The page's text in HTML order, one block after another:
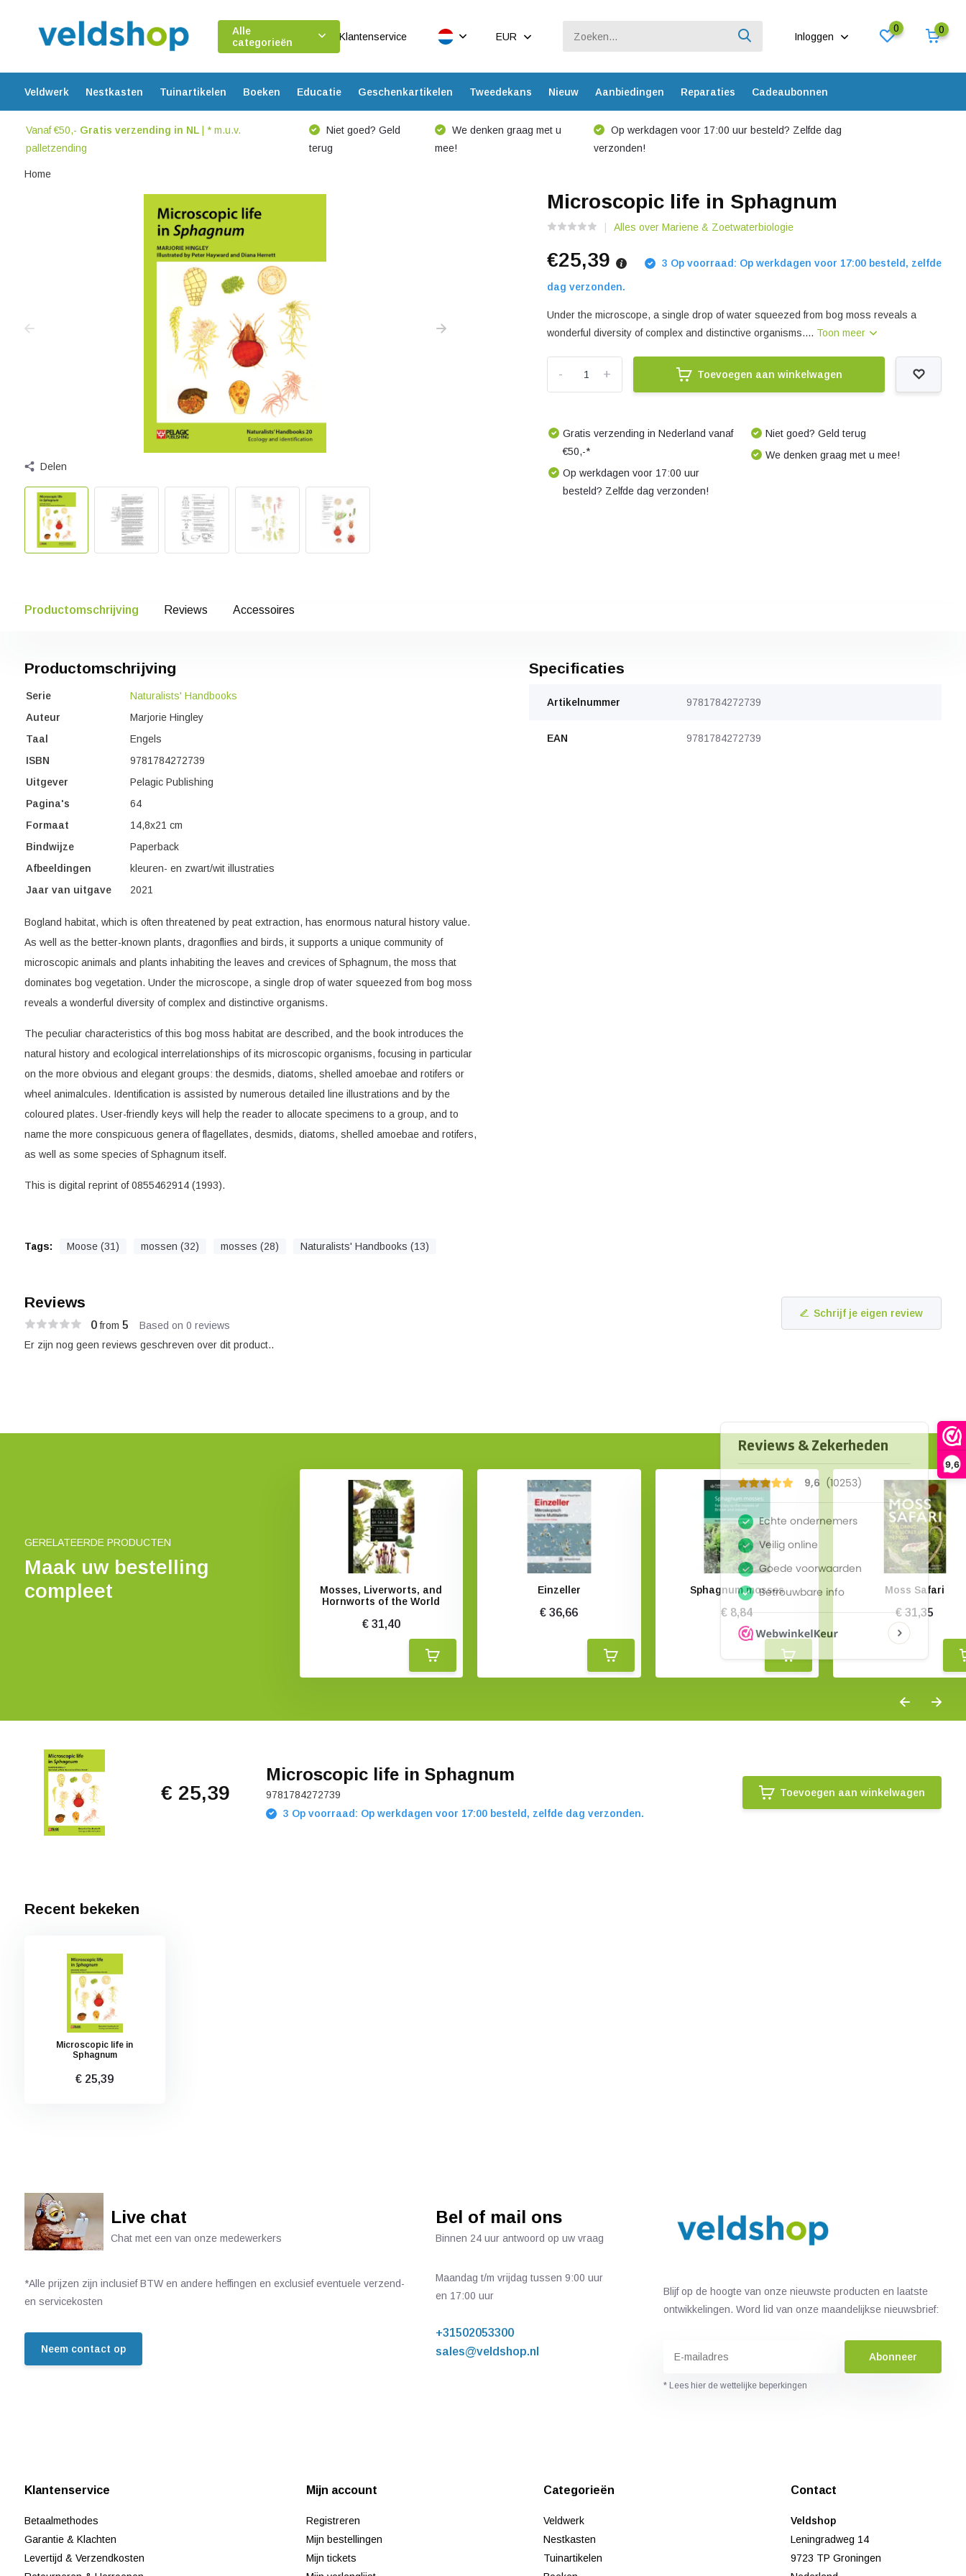
9,6
Alle
categorieën
Klantenservice EUR Inloggen
0 0
Veldwerk Nestkasten Tuinartikelen Boeken Educatie Geschenkartikelen Tweedekans Nieuw Aanbiedingen Reparaties Cadeaubonnen
Vanaf €50,- Gratis verzending in NL| * m.u.v.
palletzending
Niet goed? Geld
terug
We denken graag met u
mee!
Op werkdagen voor 17:00 uur besteld? Zelfde dag
verzonden!
Home
Delen
Microscopic life in Sphagnum
Alles over Mariene & Zoetwaterbiologie
€25,39 3 Op voorraad: Op werkdagen voor 17:00 besteld, zelfde
dag verzonden.
Under the microscope, a single drop of water squeezed from bog moss reveals a
wonderful diversity of complex and distinctive organisms.... Toon meer
+
- Toevoegen aan winkelwagen
Gratis verzending in Nederland vanaf
€50,-*
Op werkdagen voor 17:00 uur
besteld? Zelfde dag verzonden!
Niet goed? Geld terug
We denken graag met u mee!
Productomschrijving Reviews Accessoires
Productomschrijving
Serie
Naturalists' Handbooks
Auteur
Marjorie Hingley
Taal
Engels
ISBN
9781784272739
Uitgever
Pelagic Publishing
Pagina's
64
Formaat
14,8x21 cm
Bindwijze
Paperback
Afbeeldingen
kleuren- en zwart/wit illustraties
Jaar van uitgave
2021
Bogland habitat, which is often threatened by peat extraction, has enormous natural history value.
As well as the better-known plants, dragonflies and birds, it supports a unique community of
microscopic animals and plants inhabiting the leaves and crevices of Sphagnum, the moss that
dominates bog vegetation. Under the microscope, a single drop of water squeezed from bog moss
reveals a wonderful diversity of complex and distinctive organisms.
The peculiar characteristics of this bog moss habitat are described, and the book introduces the
natural history and ecological interrelationships of its microscopic organisms, focusing in particular
on the more obvious and elegant groups: the desmids, diatoms, shelled amoebae and rotifers or
wheel animalcules. Identification is assisted by numerous detailed line illustrations and by the
coloured plates. User-friendly keys will help the reader to allocate specimens to a group, and to
name the more conspicuous genera of flagellates, desmids, diatoms, shelled amoebae and rotifers,
as well as some species of Sphagnum itself.
This is digital reprint of 0855462914 (1993).
Tags: Moose (31) mossen (32) mosses (28) Naturalists' Handbooks (13)
Specificaties
Artikelnummer 9781784272739
EAN 9781784272739
Reviews
0from 5 Based on 0 reviews
Schrijf je eigen review
Er zijn nog geen reviews geschreven over dit product..
GERELATEERDE PRODUCTEN
Maak uw bestelling
compleet
of the Northern
Forest
Mosses, Liverworts, and
Hornworts of the World
€ 31,40
Einzeller
€ 36,66
Sphagnum mosses
€ 8,84
Moss Safari
€ 31,35
€ 25,39
Microscopic life in Sphagnum
9781784272739
3 Op voorraad: Op werkdagen voor 17:00 besteld, zelfde dag verzonden.
Toevoegen aan winkelwagen
Recent bekeken
Microscopic life in
Sphagnum
€ 25,39
Live chat
Chat met een van onze medewerkers
*Alle prijzen zijn inclusief BTW en andere heffingen en exclusief eventuele verzend-
en servicekosten
Neem contact op
Bel of mail ons
Binnen 24 uur antwoord op uw vraag
Maandag t/m vrijdag tussen 9:00 uur
en 17:00 uur
+31502053300
sales@veldshop.nl
Blijf op de hoogte van onze nieuwste producten en laatste
ontwikkelingen. Word lid van onze maandelijkse nieuwsbrief:
Abonneer
* Lees hier de wettelijke beperkingen
Klantenservice
Betaalmethodes
Garantie & Klachten
Levertijd & Verzendkosten
Mijn account
Registreren
Mijn bestellingen
Mijn tickets
Categorieën
Veldwerk
Nestkasten
Tuinartikelen
Contact
Veldshop
Leningradweg 14
9723 TP Groningen